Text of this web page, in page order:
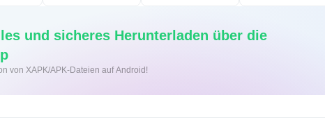
und sicheres Herunterladen über die
von XAPK/APK-Dateien auf Android!